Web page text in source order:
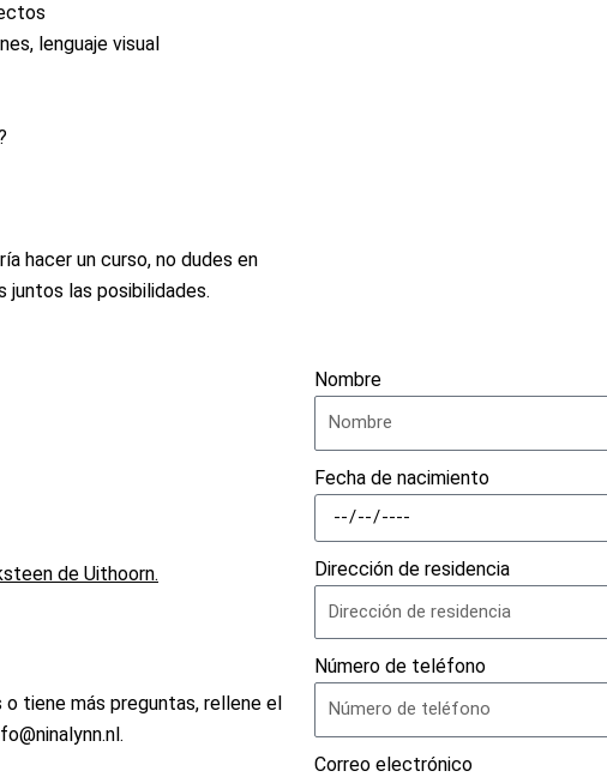
lenguaje visual
hacer un curso, no dudes en
las posibilidades.
de Uithoorn.
tiene más preguntas, rellene el
Nombre
Fecha de nacimiento
Dirección de residencia
Número de teléfono
Correo electrónico